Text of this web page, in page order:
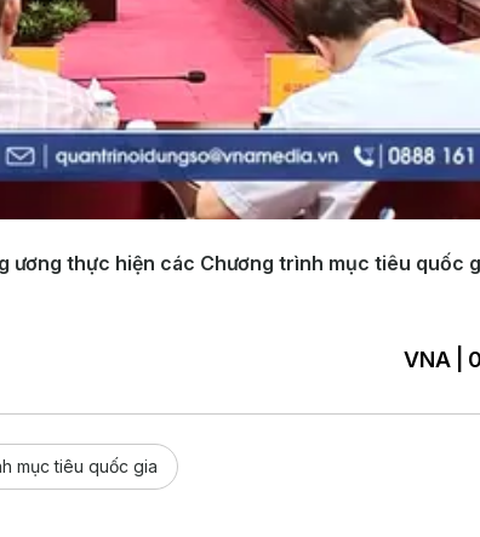
ương thực hiện các Chương trình mục tiêu quốc
VNA |
mục tiêu quốc gia